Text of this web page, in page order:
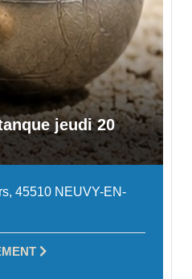
jeudi 20
45510 NEUVY-EN-